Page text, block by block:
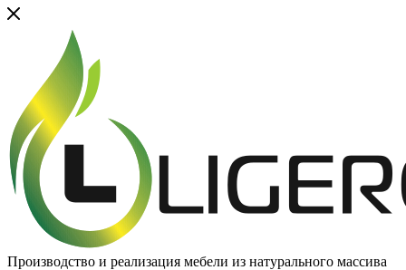
Производство и реализация мебели из натурального массива